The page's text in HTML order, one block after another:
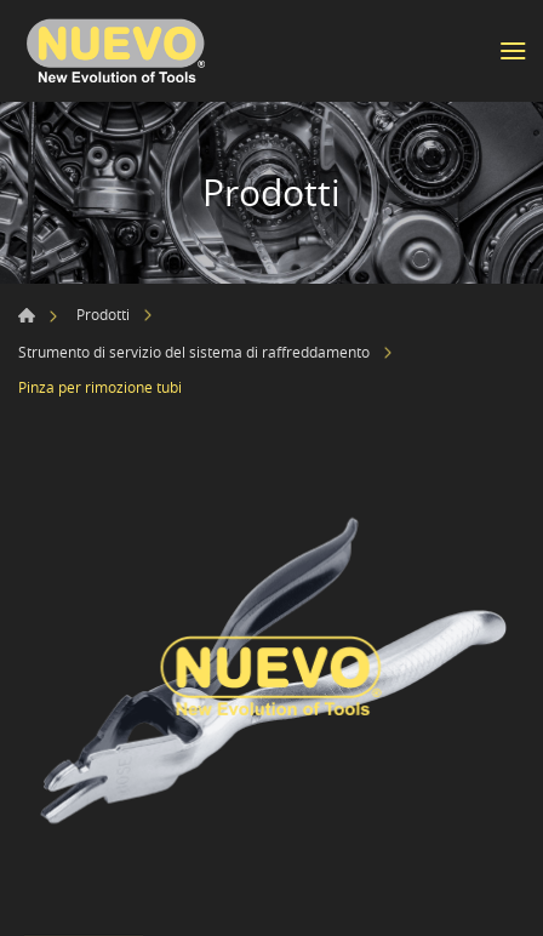
Prodotti
Prodotti
Strumento di servizio del sistema di raffreddamento
Pinza per rimozione tubi